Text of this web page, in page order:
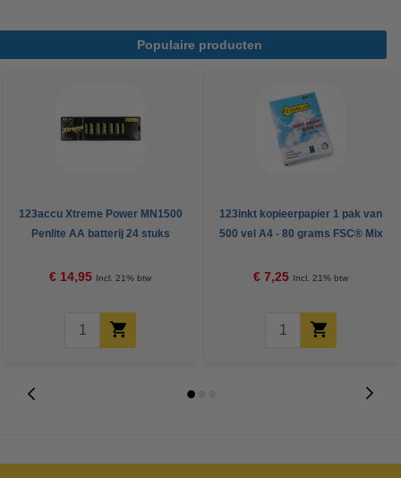
Populaire producten
123accu Xtreme Power MN1500
Penlite AA batterij 24 stuks
€ 14,95 Incl. 21% btw
123inkt kopieerpapier 1 pak van
500 vel A4 - 80 grams FSC® Mix
€ 7,25 Incl. 21% btw